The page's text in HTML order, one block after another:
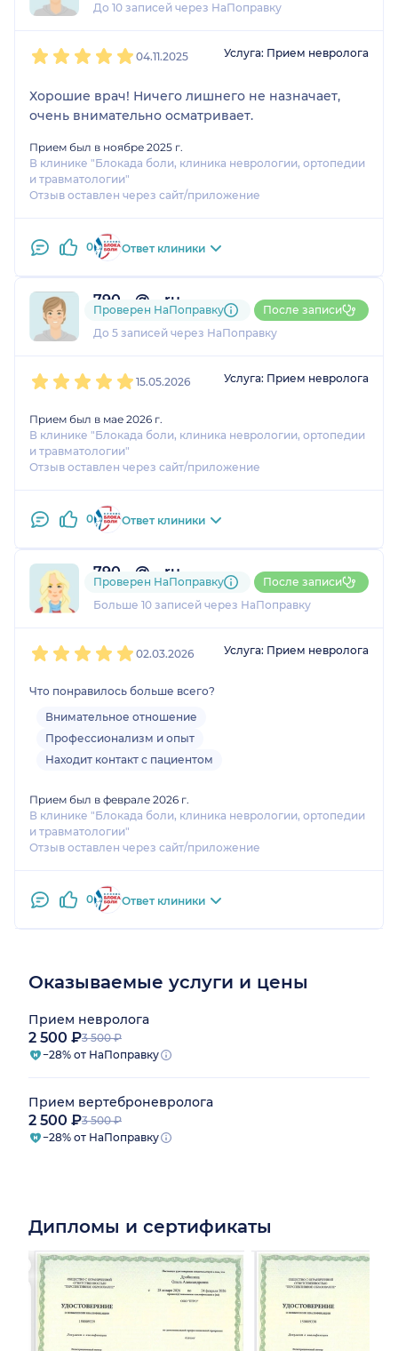
До 10 записей через НаПоправку
04.11.2025 Услуга: Прием невролога
Хорошие врач! Ничего лишнего не назначает,
очень внимательно осматривает.
Прием был в ноябре 2025 г.
В клинике "Блокада боли, клиника неврологии, ортопедии
и травматологии"
Отзыв оставлен через сайт/приложение
0 Ответ клиники
790....@....ru
2 оценки
До 5 записей через НаПоправку
Проверен НаПоправку После записи
15.05.2026 Услуга: Прием невролога
Прием был в мае 2026 г.
В клинике "Блокада боли, клиника неврологии, ортопедии
и травматологии"
Отзыв оставлен через сайт/приложение
0 Ответ клиники
790....@....ru
1 отзыви1 оценка
Больше 10 записей через НаПоправку
Проверен НаПоправку После записи
02.03.2026 Услуга: Прием невролога
Что понравилось больше всего?
Внимательное отношение
Профессионализм и опыт
Находит контакт с пациентом
Прием был в феврале 2026 г.
В клинике "Блокада боли, клиника неврологии, ортопедии
и травматологии"
Отзыв оставлен через сайт/приложение
0 Ответ клиники
Оказываемые услуги и цены
Прием невролога
2 500 ₽3 500 ₽
−28% от НаПоправку
Прием вертеброневролога
2 500 ₽3 500 ₽
−28% от НаПоправку
Дипломы и сертификаты